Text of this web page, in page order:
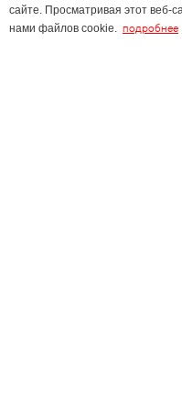
сайте. Просматривая этот веб-
нами файлов cookie. подробнее